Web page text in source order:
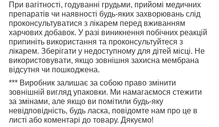
При вагітності, годуванні грудьми, прийомі медичних
препаратів чи наявності будь-яких захворювань слід
проконсультуватися з лікарем перед вживанням
харчових добавок. У разі виникнення побічних реакцій
припиніть використання та проконсультуйтеся з
лікарем. Зберігати у недоступному для дітей місці. Не
використовувати, якщо зовнішня захисна мембрана
відсутня чи пошкоджена.
*** Виробник залишає за собою право змінити
зовнішній вигляд упаковки. Ми намагаємося стежити
за змінами, але якщо ви помітили будь-яку
невідповідність, будь ласка, повідомте нам про це в
листі або коментарі до товару. Дякуємо!